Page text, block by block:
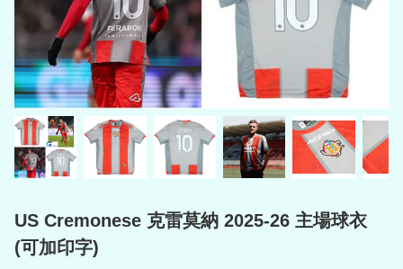
US Cremonese 克雷莫納 2025-26 主場球衣
(可加印字)